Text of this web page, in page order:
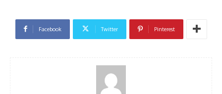
Facebook Twitter Pinterest